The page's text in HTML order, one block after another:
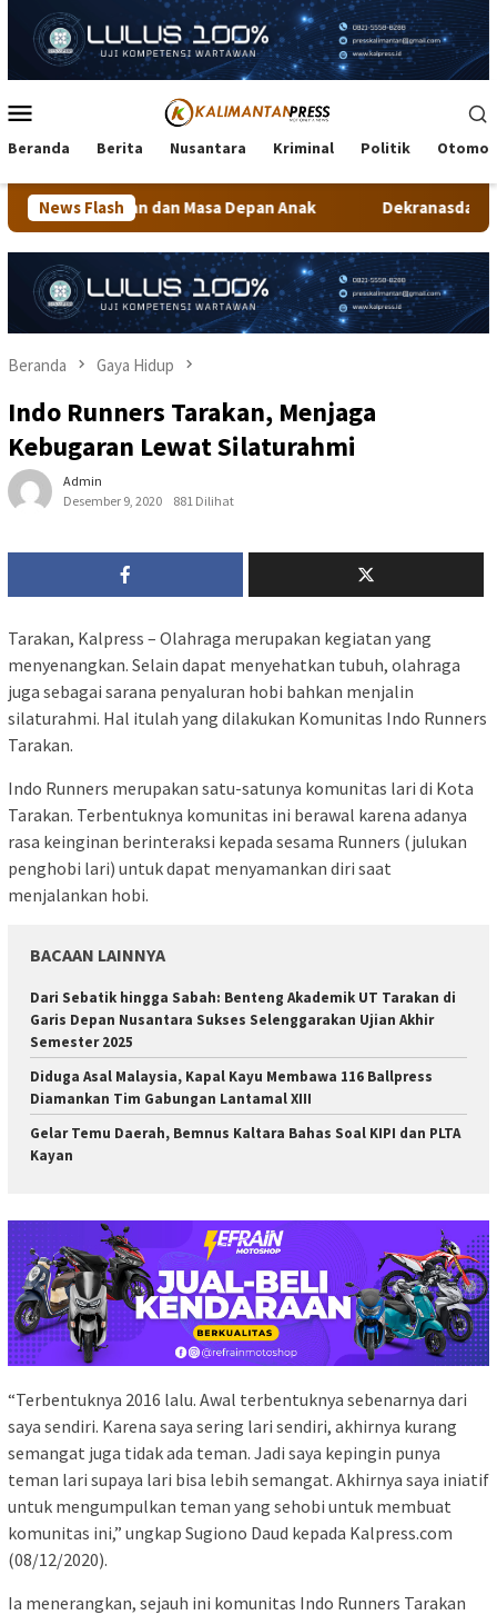
konten
Mobile
Beranda Berita Nusantara Kriminal Politik
News Flash
Depan Anak Dekranasda Tarakan Matangkan
Beranda Gaya Hidup
Indo Runners Tarakan, Menjaga
Kebugaran Lewat Silaturahmi
Admin
Desember 9, 2020
881 Dilihat
Tarakan, Kalpress – Olahraga merupakan kegiatan yang
menyenangkan. Selain dapat menyehatkan tubuh, olahraga
juga sebagai sarana penyaluran hobi bahkan menjalin
silaturahmi. Hal itulah yang dilakukan Komunitas Indo Runners
Tarakan.
Indo Runners merupakan satu-satunya komunitas lari di Kota
Tarakan. Terbentuknya komunitas ini berawal karena adanya
rasa keinginan berinteraksi kepada sesama Runners (julukan
penghobi lari) untuk dapat menyamankan diri saat
menjalankan hobi.
BACAAN LAINNYA
Dari Sebatik hingga Sabah: Benteng Akademik UT Tarakan di
Garis Depan Nusantara Sukses Selenggarakan Ujian Akhir
Semester 2025
Diduga Asal Malaysia, Kapal Kayu Membawa 116 Ballpress
Diamankan Tim Gabungan Lantamal XIII
Gelar Temu Daerah, Bemnus Kaltara Bahas Soal KIPI dan PLTA
Kayan
“Terbentuknya 2016 lalu. Awal terbentuknya sebenarnya dari
saya sendiri. Karena saya sering lari sendiri, akhirnya kurang
semangat juga tidak ada teman. Jadi saya kepingin punya
teman lari supaya lari bisa lebih semangat. Akhirnya saya iniatif
untuk mengumpulkan teman yang sehobi untuk membuat
komunitas ini,” ungkap Sugiono Daud kepada Kalpress.com
(08/12/2020).
Ia menerangkan, sejauh ini komunitas Indo Runners Tarakan